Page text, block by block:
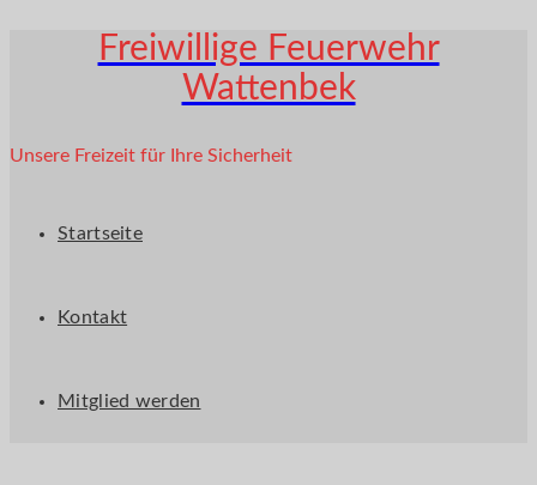
Freiwillige Feuerwehr
Wattenbek
Unsere Freizeit für Ihre Sicherheit
Startseite
Kontakt
Mitglied werden